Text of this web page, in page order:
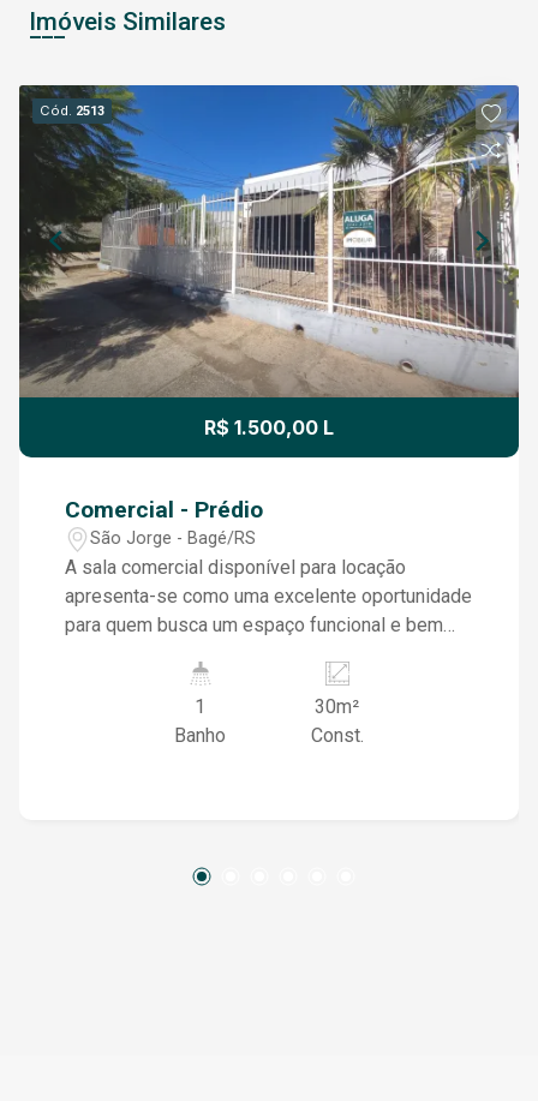
Imóveis Similares
Cód. 2513
R$ 1.500,00 L
Comercial - Prédio
São Jorge - Bagé/RS
A sala comercial disponível para locação
apresenta-se como uma excelente oportunidade
para quem busca um espaço funcional e bem
profissionais. Situado em uma região bastante
movimentada, o imóvel oferece ótima
visibilidade e fácil acesso, favorecendo o fluxo
como escritórios, consultórios, lojas, estúdios
1
Banho
30m²
Const.